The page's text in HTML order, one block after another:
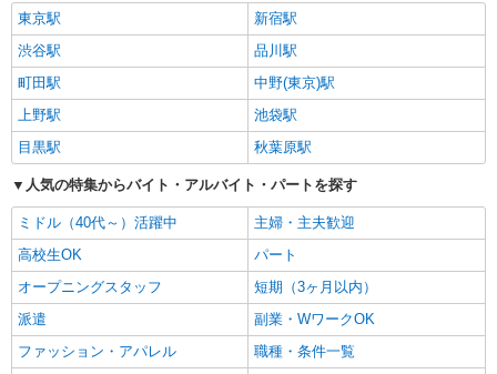
東京駅
新宿駅
渋谷駅
品川駅
町田駅
中野(東京)駅
上野駅
池袋駅
目黒駅
秋葉原駅
人気の特集からバイト・アルバイト・パートを探す
ミドル（40代～）活躍中
主婦・主夫歓迎
高校生OK
パート
オープニングスタッフ
短期（3ヶ月以内）
派遣
副業・WワークOK
ファッション・アパレル
職種・条件一覧